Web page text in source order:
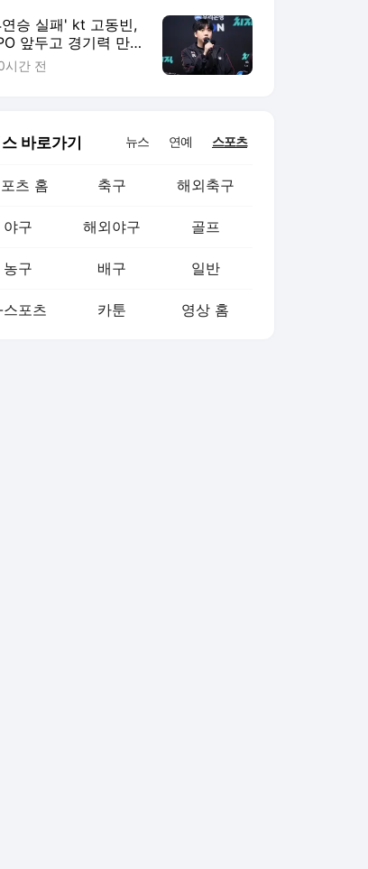
승 실패' kt 고동빈,
앞두고 경기력 만들
가는 단계"
시간 전
바로가기 뉴스 연예 스포츠
츠 홈 축구 해외축구
야구 해외야구 골프
농구 배구 일반
포츠 카툰 영상 홈